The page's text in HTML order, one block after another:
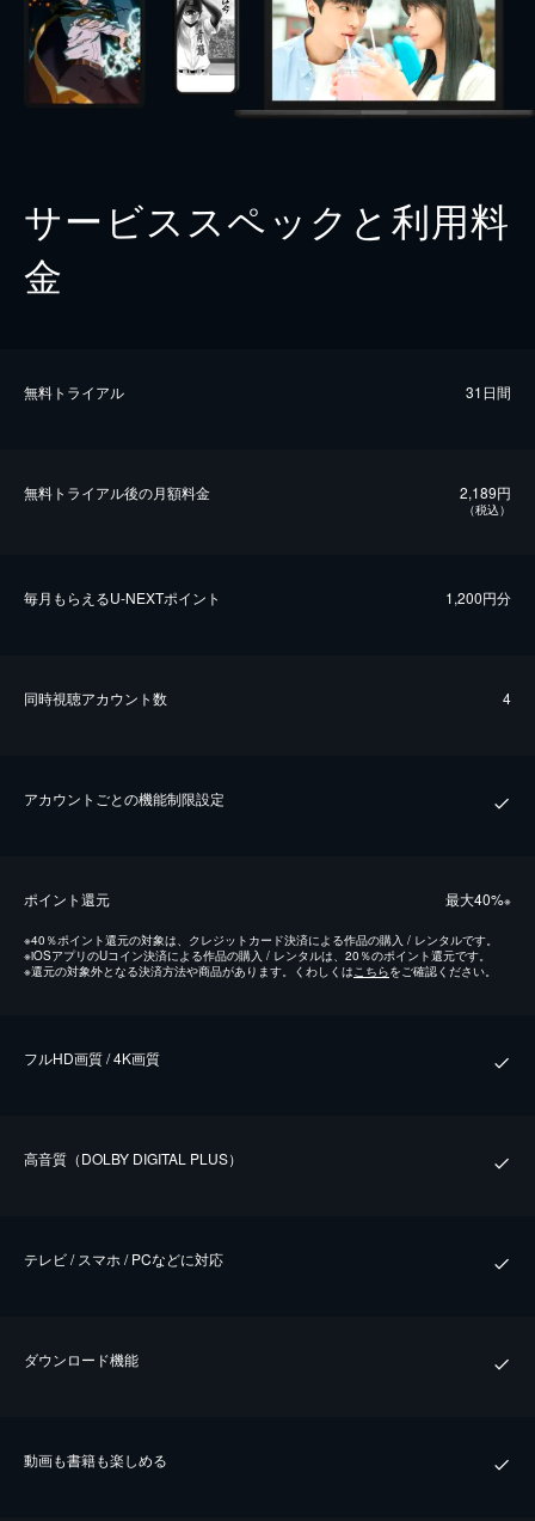
サービススペックと利用料
金
無料トライアル 31日間
無料トライアル後の⽉額料金 2,189円
（税込）
毎⽉もらえるU-NEXTポイント 1,200円分
同時視聴アカウント数 4
アカウントごとの機能制限設定
ポイント還元 最⼤40%※
※40％ポイント還元の対象は、クレジットカード決済による作品の購入 / レンタルです。
※iOSアプリのUコイン決済による作品の購入 / レンタルは、20％のポイント還元です。
※還元の対象外となる決済方法や商品があります。くわしくはこちらをご確認ください。
フルHD画質 / 4K画質
⾼⾳質（DOLBY DIGITAL PLUS）
テレビ / スマホ / PCなどに対応
ダウンロード機能
動画も書籍も楽しめる